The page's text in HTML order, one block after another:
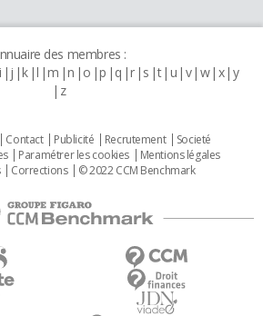
des membres :
i j k l m n o p q r s t u v w x y
z
Contact Publicité Recrutement
Societé
Paramétrer les cookies
Mentions légales
Corrections © 2022 CCM Benchmark